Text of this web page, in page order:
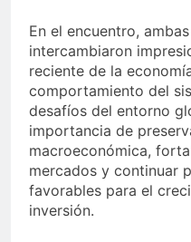
En el encuentro,
intercambiaron
reciente de la
comportamiento del
desafíos del entorno
importancia de
macroeconómica,
mercados y continuar
favorables para el
inversión.